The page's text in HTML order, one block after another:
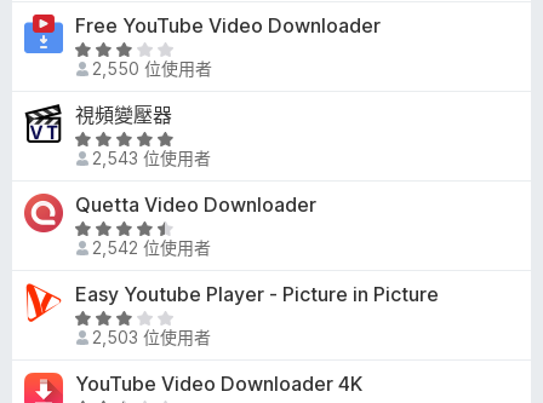
分
，
滿
分
5
分
4
.
3
，
滿
分
分
Free YouTube Video Downloader
評
價
2
9
，
滿
分
分
2,550 位使用者
視頻變壓器
評
價
4
8
，
滿
分
分
2,543 位使用者
Quetta Video Downloader
評
價
4
.
4
，
2,542 位使用者
Easy Youtube Player - Picture in Picture
評
價
2
2,503 位使用者
YouTube Video Downloader 4K